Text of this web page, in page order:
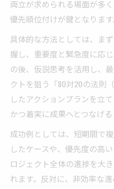
両立が求められる場面が多
優先順位付けが鍵となります
具体的な方法としては、ま
握し、重要度と緊急度に応
の後、仮説思考を活用し、
クトを狙う「80対20の法則
したアクションプランを立
かつ着実に成果へとつなげる
成功例としては、短期間で
したケースや、優先度の高
ロジェクト全体の進捗を大
れます。反対に、非効率な